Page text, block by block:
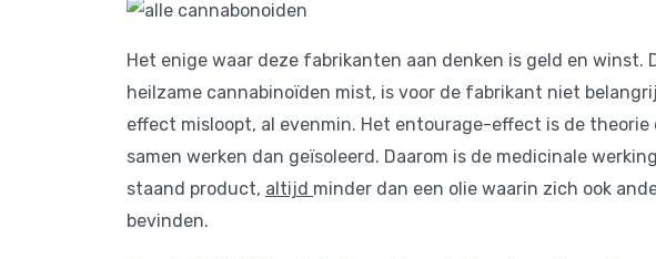
Het enige waar deze fabrikanten aan denken is geld en winst.
heilzame cannabinoïden mist, is voor de fabrikant niet
effect misloopt, al evenmin. Het entourage-effect is de
samen werken dan geïsoleerd. Daarom is de medicinale
staand product, altijd minder dan een olie waarin zich ook
bevinden.